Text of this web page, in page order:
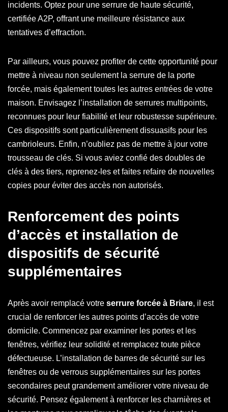
incidents. Optez pour une serrure de haute sécurité,
certifiée A2P, offrant une meilleure résistance aux
tentatives d’effraction.
Par ailleurs, vous pouvez profiter de cette opportunité pour
mettre à niveau non seulement la serrure de la porte
forcée, mais également toutes les autres entrées de votre
maison. Envisagez l’installation de serrures multipoints,
reconnues pour leur fiabilité et leur robustesse supérieure.
Ces dispositifs sont particulièrement dissuasifs pour les
cambrioleurs. Enfin, n’oubliez pas de mettre à jour votre
trousseau de clés. Si vous aviez confié des doubles de
clés à des tiers, reprenez-les et faites refaire de nouvelles
copies pour éviter des accès non autorisés.
Renforcement des points
d’accès et installation de
dispositifs de sécurité
supplémentaires
Après avoir remplacé votre serrure forcée à Briare, il est
crucial de renforcer les autres points d’accès de votre
domicile. Commencez par examiner les portes et les
fenêtres, vérifiez leur solidité et remplacez toute pièce
défectueuse. L’installation de barres de sécurité sur les
fenêtres ou de verrous supplémentaires sur les portes
secondaires peut grandement améliorer votre niveau de
sécurité. Pensez également à renforcer les charnières et